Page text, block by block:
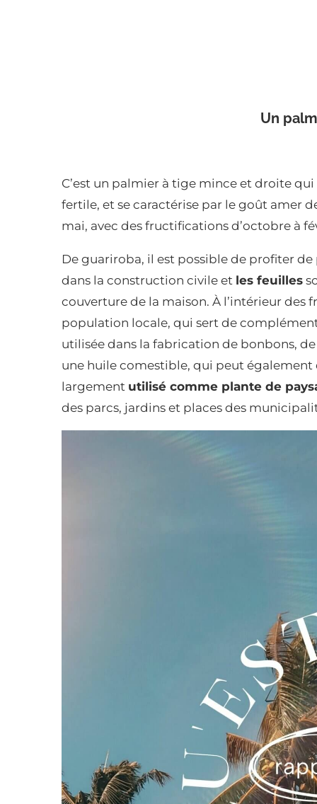
Un
C’est un palmier à tige mince et droite
fertile, et se caractérise par le goût amer
mai, avec des fructifications d’octobre à
De guariroba, il est possible de profiter de
dans la construction civile et les feuilles
couverture de la maison. À l’intérieur des
population locale, qui sert de
utilisée dans la fabrication de bonbons,
une huile comestible, qui peut également
largement utilisé comme plante de
des parcs, jardins et places des